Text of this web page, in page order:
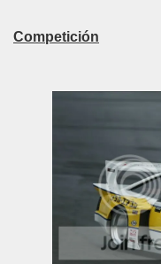
Competición